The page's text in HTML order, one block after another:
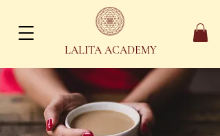
LALITA ACADEMY